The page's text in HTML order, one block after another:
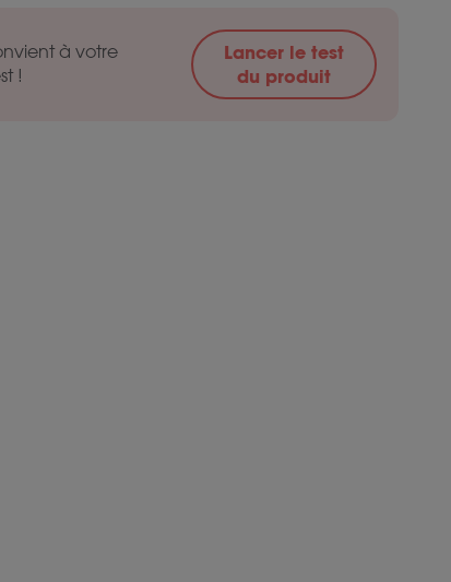
à votre
!
Lancer le test
du produit